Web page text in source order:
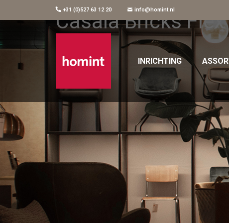
+31 (0)527 63 12 20 info@homint.nl
INRICHTING
Casala Bricks Flex